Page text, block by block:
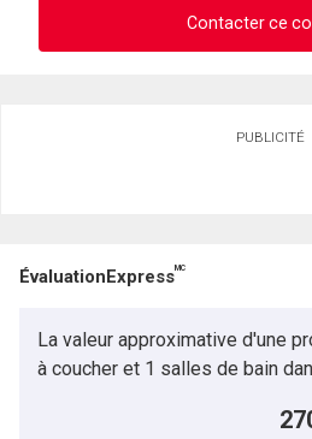
Contacter ce
Téléphone
Message
PUBLICITÉ
ÉvaluationExpressMC
La valeur approximative d'une
à coucher et 1 salles de bain